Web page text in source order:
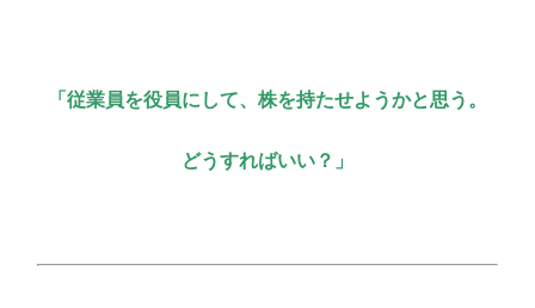
「従業員を役員にして、株を持たせようかと思う。
どうすればいい？」